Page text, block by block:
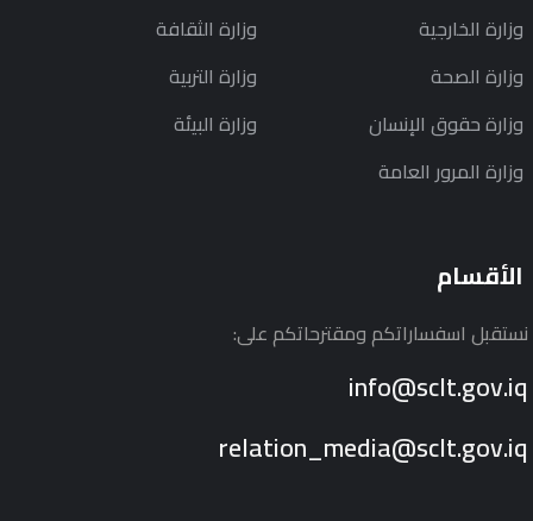
وزارة الخارجية
وزارة الثقافة
وزارة الصحة
وزارة التربية
وزارة حقوق الإنسان
وزارة البيئة
وزارة المرور العامة
الأقسام
نستقبل اسفساراتكم ومقترحاتكم على:
info@sclt.gov.iq
relation_media@sclt.gov.iq